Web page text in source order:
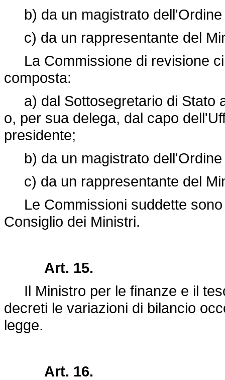
b) da un magistrato dell'Ordine
c) da un rappresentante del
La Commissione di revisione
composta:
a) dal Sottosegretario di Stato
o, per sua delega, dal capo
presidente;
b) da un magistrato dell'Ordine
c) da un rappresentante del
Le Commissioni suddette sono
Consiglio dei Ministri.
Art. 15.
Il Ministro per le finanze e il
decreti le variazioni di bilancio
legge.
Art. 16.